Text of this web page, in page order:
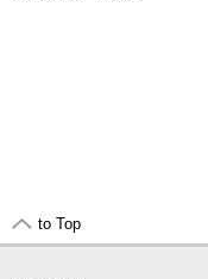
to Top